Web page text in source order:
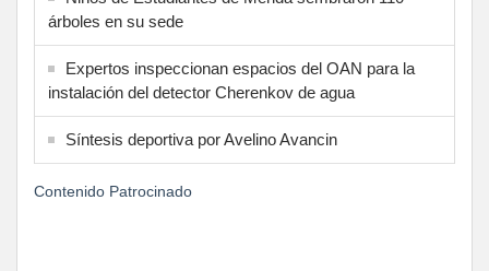
árboles en su sede
Expertos inspeccionan espacios del OAN para la
instalación del detector Cherenkov de agua
Síntesis deportiva por Avelino Avancin
Contenido Patrocinado